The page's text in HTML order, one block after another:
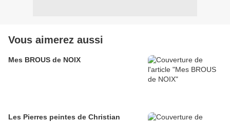
Vous aimerez aussi
Mes BROUS de NOIX
Les Pierres peintes de Christian